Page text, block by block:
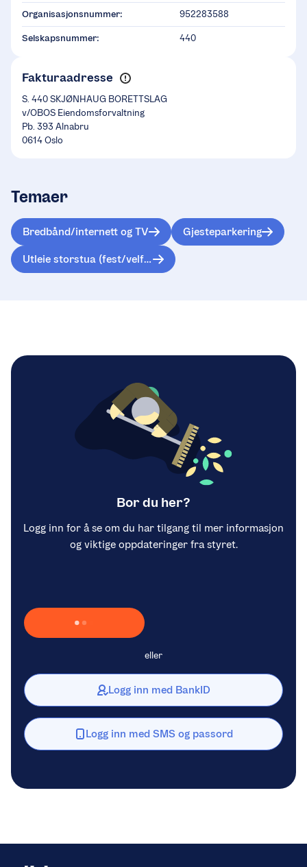
Organisasjonsnummer: 952283588
Selskapsnummer: 440
Fakturaadresse
S. 440 SKJØNHAUG BORETTSLAG
v/OBOS Eiendomsforvaltning
Pb. 393 Alnabru
0614 Oslo
Temaer
Bredbånd/internett og TV Gjesteparkering
Utleie storstua (fest/velferdsrom)
Bor du her?
Logg inn for å se om du har tilgang til mer informasjon
og viktige oppdateringer fra styret.
Laster inn Vipps …
eller
Logg inn med BankID
Logg inn med SMS og passord